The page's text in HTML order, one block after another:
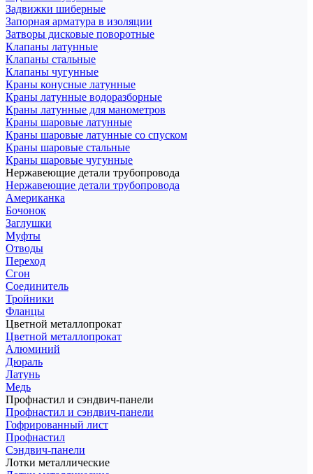
Задвижки шиберные
Запорная арматура в изоляции
Затворы дисковые поворотные
Клапаны латунные
Клапаны стальные
Клапаны чугунные
Краны конусные латунные
Краны латунные водоразборные
Краны латунные для манометров
Краны шаровые латунные
Краны шаровые латунные со спуском
Краны шаровые стальные
Краны шаровые чугунные
Нержавеющие детали трубопровода
Нержавеющие детали трубопровода
Американка
Бочонок
Заглушки
Муфты
Отводы
Переход
Сгон
Соединитель
Тройники
Фланцы
Цветной металлопрокат
Цветной металлопрокат
Алюминий
Дюраль
Латунь
Медь
Профнастил и сэндвич-панели
Профнастил и сэндвич-панели
Гофрированный лист
Профнастил
Сэндвич-панели
Лотки металлические